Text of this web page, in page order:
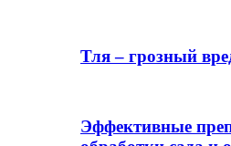
Тля – грозный
Эффективные